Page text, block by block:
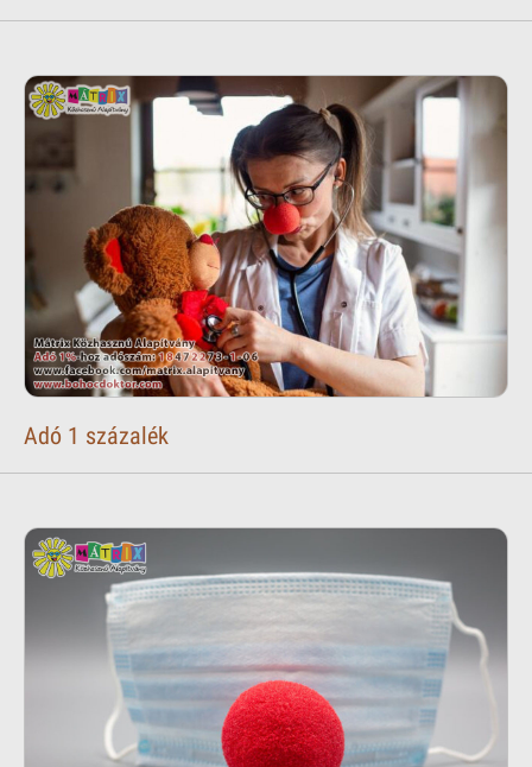
Adó 1 százalék